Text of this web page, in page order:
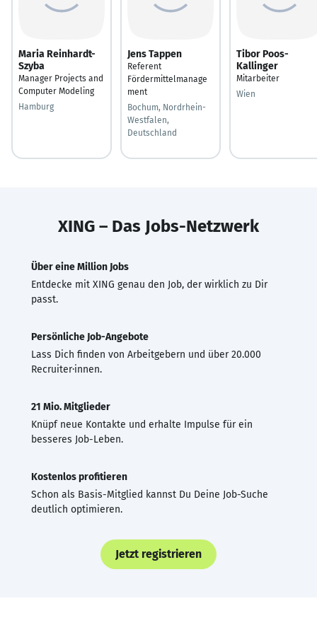
Maria Reinhardt-
Szyba
Manager Projects and
Computer Modeling
Hamburg
Jens Tappen
Referent
Fördermittelmanage
ment
Bochum, Nordrhein-
Westfalen,
Deutschland
Tibor Poos-
Kallinger
Mitarbeiter
Wien
XING – Das Jobs-Netzwerk
Über eine Million Jobs
Entdecke mit XING genau den Job, der wirklich zu Dir
passt.
Persönliche Job-Angebote
Lass Dich finden von Arbeitgebern und über 20.000
Recruiter·innen.
21 Mio. Mitglieder
Knüpf neue Kontakte und erhalte Impulse für ein
besseres Job-Leben.
Kostenlos profitieren
Schon als Basis-Mitglied kannst Du Deine Job-Suche
deutlich optimieren.
Jetzt registrieren